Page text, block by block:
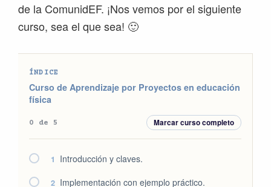
de la ComunidEF. ¡Nos vemos por el siguiente
curso, sea el que sea! 🙂
ÍNDICE
Curso de Aprendizaje por Proyectos en educación
física
0 de 5 Marcar curso completo
1 Introducción y claves.
2 Implementación con ejemplo práctico.